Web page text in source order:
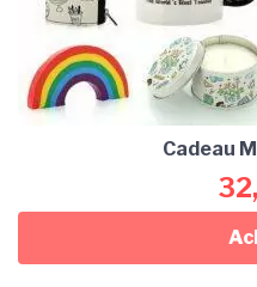
Cadeau